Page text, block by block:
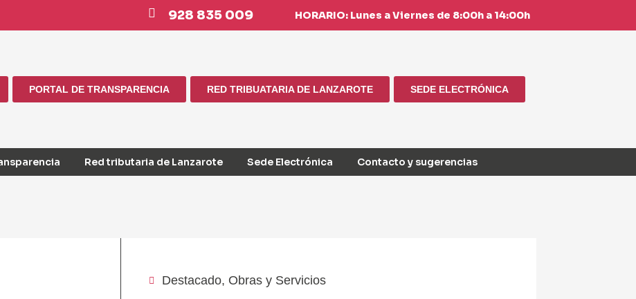
928 835 009 HORARIO: Lunes a Viernes de 8:00h a 14:00h
PORTAL DE TRANSPARENCIA RED TRIBUATARIA DE LANZAROTE SEDE ELECTRÓNICA
Red tributaria de Lanzarote Sede Electrónica Contacto y sugerencias
Destacado, Obras y Servicios